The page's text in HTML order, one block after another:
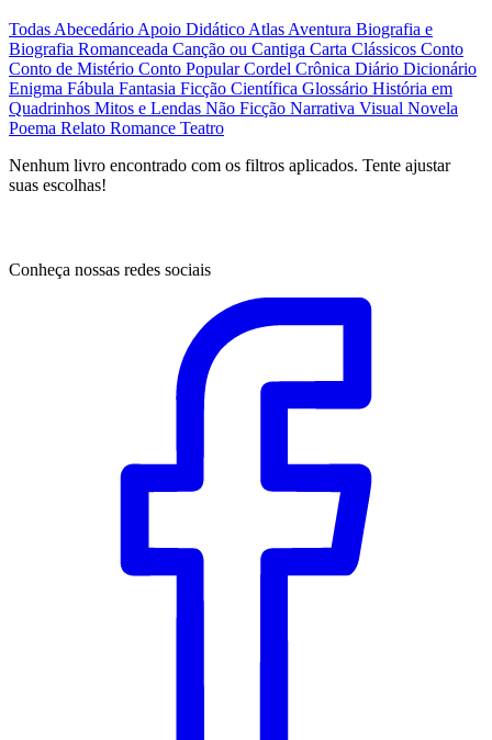
TodasAbecedárioApoio DidáticoAtlasAventura Biografia e
Biografia Romanceada Canção ou Cantiga Carta Clássicos Conto
Conto de Mistério Conto PopularCordel Crônica Diário Dicionário
Enigma Fábula Fantasia Ficção Científica Glossário História em
Quadrinhos Mitos e Lendas Não Ficção Narrativa Visual Novela
Poema Relato Romance Teatro
Nenhum livro encontrado com os filtros aplicados. Tente ajustar
suas escolhas!
Conheça nossas redes sociais